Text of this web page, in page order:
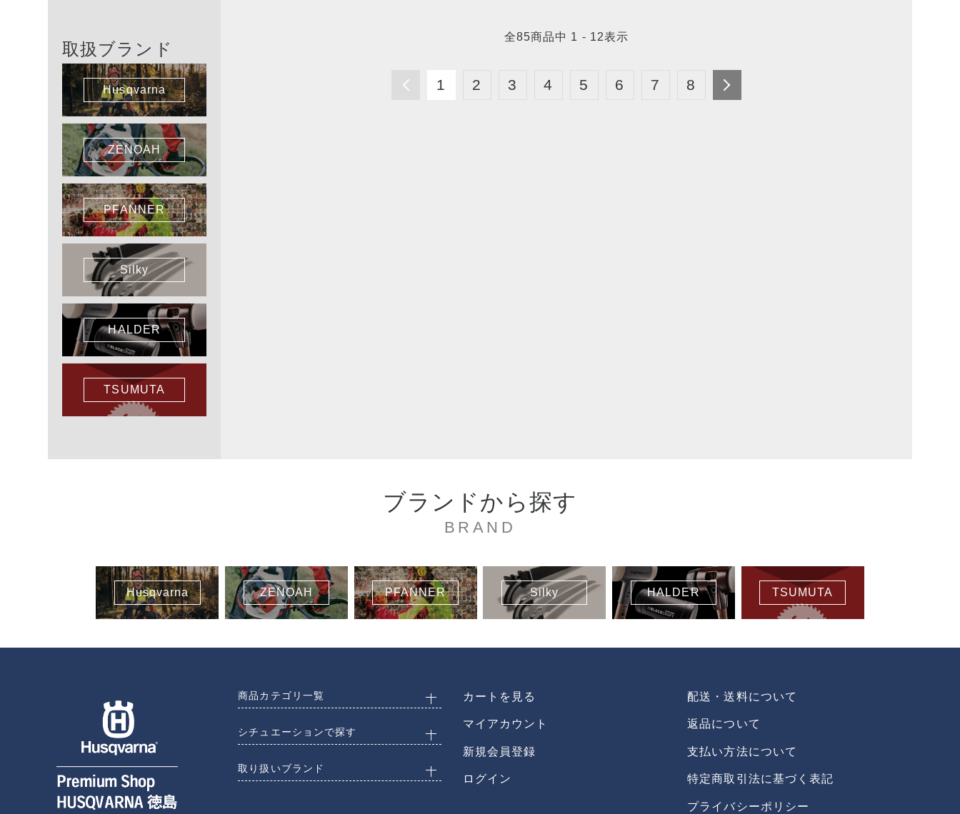
取扱ブランド
Husqvarna
ZENOAH
PFANNER
Silky
HALDER
TSUMUTA
全85商品中 1 - 12表示
1 2 3 4 5 6 7 8
ブランドから探す
BRAND
Husqvarna ZENOAH PFANNER Silky HALDER TSUMUTA
商品カテゴリ一覧
シチュエーションで探す
取り扱いブランド
カートを見る
マイアカウント
新規会員登録
ログイン
配送・送料について
返品について
支払い方法について
特定商取引法に基づく表記
プライバシーポリシー